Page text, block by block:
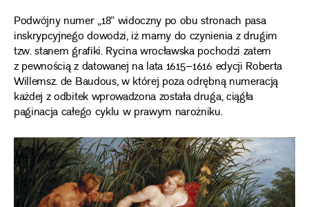
Podwójny numer „18” widoczny po obu stronach pasa
inskrypcyjnego dowodzi, iż mamy do czynienia z drugim
tzw. stanem grafiki. Rycina wrocławska pochodzi zatem
z pewnością z datowanej na lata 1615–1616 edycji Roberta
Willemsz. de Baudous, w której poza odrębną numeracją
każdej z odbitek wprowadzona została druga, ciągła
paginacja całego cyklu w prawym narożniku.